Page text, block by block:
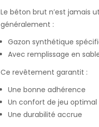
Le béton brut n’est jamais
généralement :
Gazon synthétique
Avec remplissage en
Ce revêtement garantit :
Une bonne adhérence
Un confort de jeu optimal
Une durabilité accrue